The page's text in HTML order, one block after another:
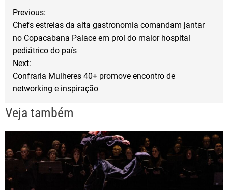
o
k
r
N
g
a
ç
ã
Previous:
Chefs estrelas da alta gastronomia comandam jantar
no Copacabana Palace em prol do maior hospital
pediátrico do país
Next:
Confraria Mulheres 40+ promove encontro de
networking e inspiração
Veja também